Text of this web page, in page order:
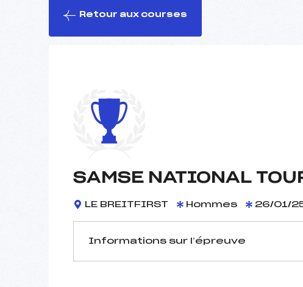
Retour aux courses
SAMSE NATIONAL
LE BREITFIRST Hommes 26/01/
Informations sur l’épreuve